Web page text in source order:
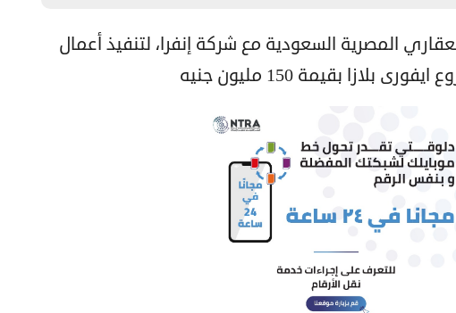
المصرية السعودية مع شركة إنفرا، لتنفيذ أعمال
بلازا بقيمة 150 مليون جنيه